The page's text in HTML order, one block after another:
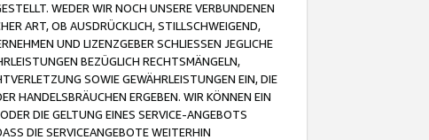
WEDER WIR NOCH UNSERE VERBUNDENEN
ART, OB AUSDRÜCKLICH, STILLSCHWEIGEND,
UND LIZENZGEBER SCHLIESSEN JEGLICHE
BEZÜGLICH RECHTSMÄNGELN,
SOWIE GEWÄHRLEISTUNGEN EIN, DIE
HANDELSBRÄUCHEN ERGEBEN. WIR KÖNNEN EIN
DIE GELTUNG EINES SERVICE-ANGEBOTS
DIE SERVICEANGEBOTE WEITERHIN